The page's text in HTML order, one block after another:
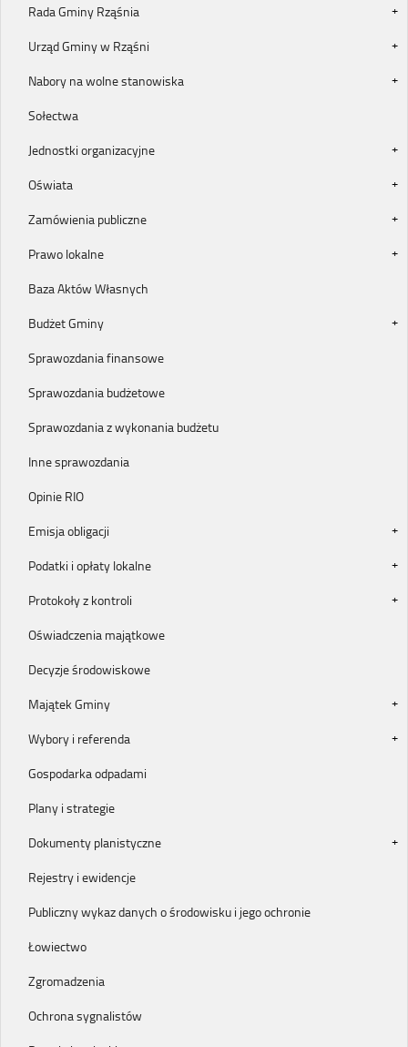
Rada Gminy Rząśnia
Urząd Gminy w Rząśni
Nabory na wolne stanowiska
Sołectwa
Jednostki organizacyjne
Oświata
Zamówienia publiczne
Prawo lokalne
Baza Aktów Własnych
Budżet Gminy
Sprawozdania finansowe
Sprawozdania budżetowe
Sprawozdania z wykonania budżetu
Inne sprawozdania
Opinie RIO
Emisja obligacji
Podatki i opłaty lokalne
Protokoły z kontroli
Oświadczenia majątkowe
Decyzje środowiskowe
Majątek Gminy
Wybory i referenda
Gospodarka odpadami
Plany i strategie
Dokumenty planistyczne
Rejestry i ewidencje
Publiczny wykaz danych o środowisku i jego ochronie
Łowiectwo
Zgromadzenia
Ochrona sygnalistów